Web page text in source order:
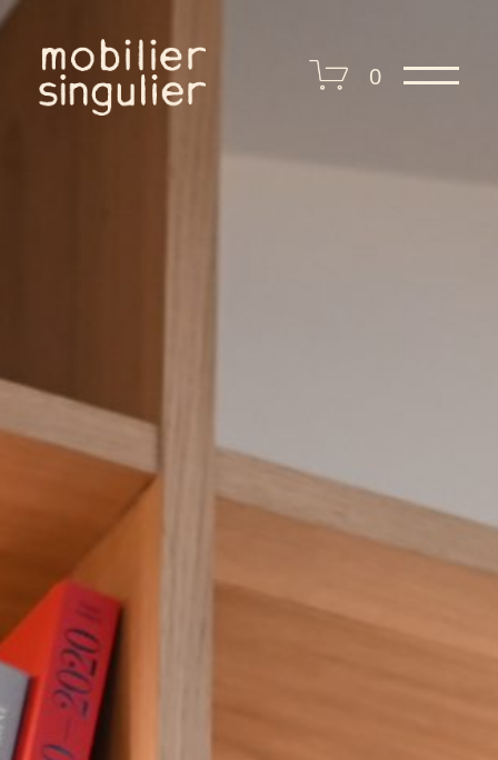
0
I presse I